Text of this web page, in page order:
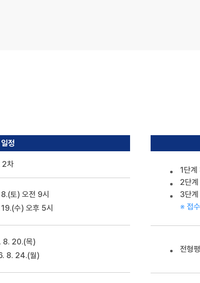
일정
2차
1단계
2단계
3단계
※ 접
토) 오전 9시
수) 오후 5시
8. 20.(목)
8. 24.(월)
전형